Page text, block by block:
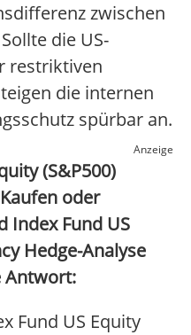
zwischen
die US-
restriktiven
die internen
spürbar an.
Anzeige
(S&P500)
oder
Index Fund US
Hedge-Analyse
Antwort:
Fund US Equity